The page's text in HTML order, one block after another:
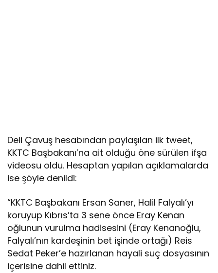
Deli Çavuş hesabından paylaşılan ilk tweet,
KKTC Başbakanı’na ait olduğu öne sürülen ifşa
videosu oldu. Hesaptan yapılan açıklamalarda
ise şöyle denildi:
“KKTC Başbakanı Ersan Saner, Halil Falyalı’yı
koruyup Kıbrıs’ta 3 sene önce Eray Kenan
oğlunun vurulma hadisesini (Eray Kenanoğlu,
Falyalı’nın kardeşinin bet işinde ortağı) Reis
Sedat Peker’e hazırlanan hayali suç dosyasının
içerisine dahil ettiniz.